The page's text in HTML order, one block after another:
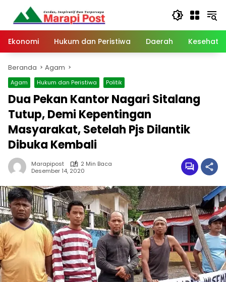
Langsung
konten
Ekonomi
Hukum dan Peristiwa Daerah
Beranda Agam
Agam Hukum dan Peristiwa Politik
Dua Pekan Kantor Nagari Sitalang
Tutup, Demi Kepentingan
Masyarakat, Setelah Pjs Dilantik
Dibuka Kembali
Marapipost
2 Min Baca
Desember 14, 2020